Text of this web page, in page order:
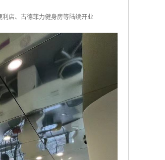
店、古德菲力健身房等陆续开业